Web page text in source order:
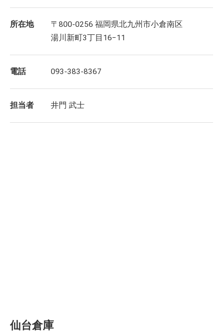
所在地
〒800-0256 福岡県北九州市小倉南区
湯川新町3丁目16−11
電話 093-383-8367
担当者 井門 武士
仙台倉庫